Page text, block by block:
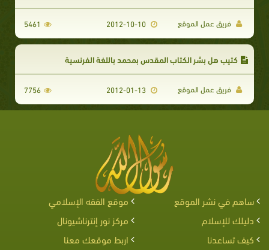
فريق عمل الموقع 5461
كتيب هل بشر الكتاب المقدس بمحمد باللغة الفرنسية
فريق عمل الموقع 7756
ساهم في نشر الموقع
موقع الفقه الإسلامي
دليلك للإسلام
مركز نور إنترناشيونال
كيف تساعدنا
اربط موقعك معنا